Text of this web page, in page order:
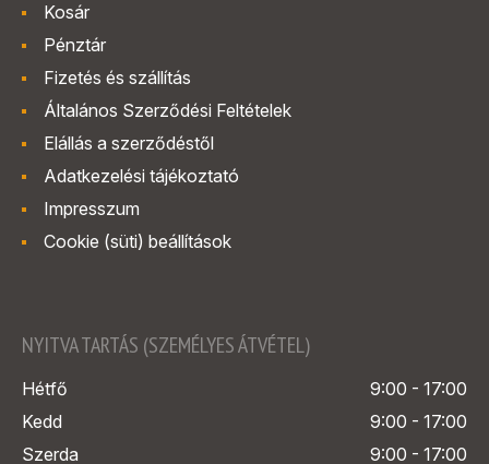
Kosár
Pénztár
Fizetés és szállítás
Általános Szerződési Feltételek
Elállás a szerződéstől
Adatkezelési tájékoztató
Impresszum
Cookie (süti) beállítások
NYITVA TARTÁS (SZEMÉLYES ÁTVÉTEL)
Hétfő
9:00 - 17:00
Kedd
9:00 - 17:00
Szerda
9:00 - 17:00